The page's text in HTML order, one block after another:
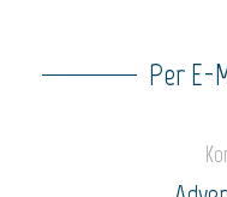
Per E-